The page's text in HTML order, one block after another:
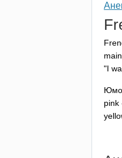
main
"I
pink